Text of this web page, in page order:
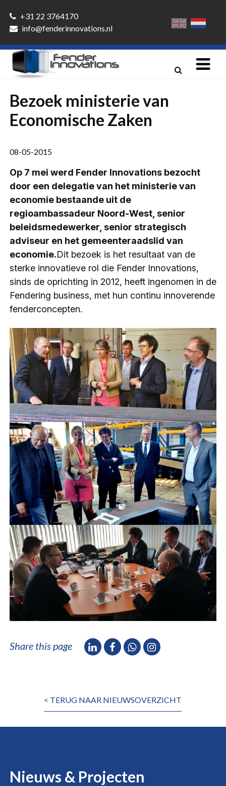
+31 22 3764170
info@fenderinnovations.nl
Bezoek ministerie van
Economische Zaken
08-05-2015
Op 7 mei werd Fender Innovations bezocht
door een delegatie van het ministerie van
economie bestaande uit de
regioambassadeur Noord-West, senior
beleidsmedewerker, senior strategisch
adviseur en het gemeenteraadslid van
economie.Dit bezoek is het resultaat van de
sterke innovatieve rol die Fender Innovations,
sinds de oprichting in 2012, heeft ingenomen in de
Fendering business, met hun continu innoverende
fenderconcepten.
Share this page
< TERUG NAAR NIEUWSOVERZICHT
Nieuws & Projecten